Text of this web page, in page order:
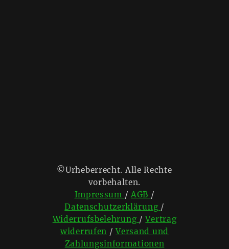
©Urheberrecht. Alle Rechte
vorbehalten.
Impressum / AGB /
Datenschutzerklärung /
Widerrufsbelehrung /Vertrag
widerrufen /Versand und
Zahlungsinformationen